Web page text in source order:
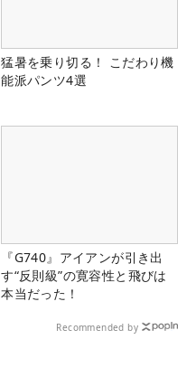
猛暑を乗り切る！ こだわり機
能派パンツ4選
『G740』アイアンが引き出
す“反則級”の寛容性と飛びは
本当だった！
Recommended by